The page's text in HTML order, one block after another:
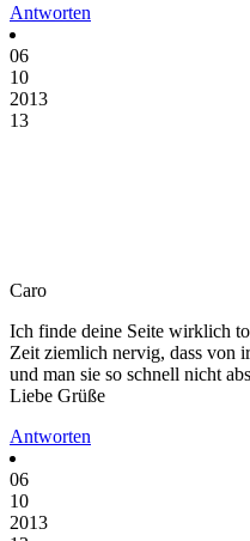
Antworten
06
10
2013
13
Caro
Ich finde deine Seite wirklich
Zeit ziemlich nervig, dass von
und man sie so schnell nicht
Liebe Grüße
Antworten
06
10
2013